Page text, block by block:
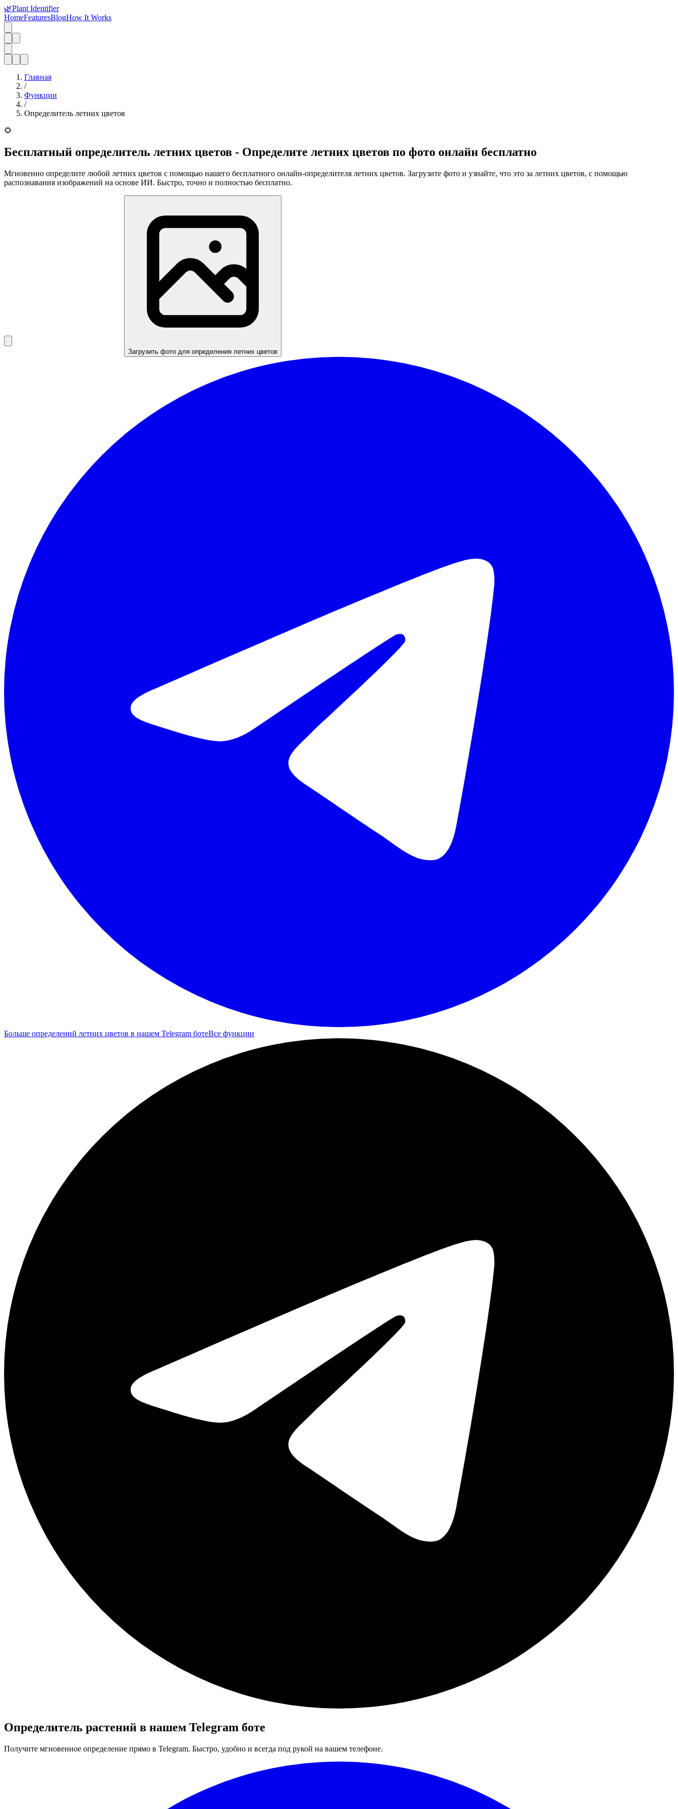
🌿Plant Identifier
HomeFeaturesBlogHow It Works
Главная
/
Функции
/
Определитель летних цветов
🌻
Бесплатный определитель летних цветов - Определите летних цветов по фото онлайн бесплатно
Мгновенно определите любой летних цветов с помощью нашего бесплатного онлайн-определителя летних цветов. Загрузите фото и узнайте, что это за летних цветов, с помощью
распознавания изображений на основе ИИ. Быстро, точно и полностью бесплатно.
Загрузить фото для определения летних цветов
Больше определений летних цветов в нашем Telegram ботеВсе функции
Определитель растений в нашем Telegram боте
Получите мгновенное определение прямо в Telegram. Быстро, удобно и всегда под рукой на вашем телефоне.